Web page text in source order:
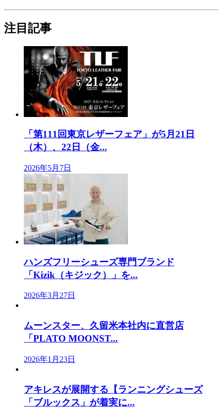
注目記事
「第111回東京レザーフェア」が5月21日
（木）、22日（金...
2026年5月7日
ハンズフリーシューズ専門ブランド
「Kizik（キジック）」を...
2026年3月27日
ムーンスター、久留米本社内に直営店
「PLATO MOONST...
2026年1月23日
アキレスが展開する【ランニングシューズ
「ブルックス」が着実に...